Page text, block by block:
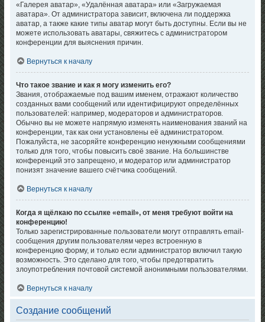
«Галерея аватар», «Удалённая аватара» или «Загружаемая
аватара». От администратора зависит, включена ли поддержка
аватар, а также какие типы аватар могут быть доступны. Если вы не
можете использовать аватары, свяжитесь с администратором
конференции для выяснения причин.
Вернуться к началу
Что такое звание и как я могу изменить его?
Звания, отображаемые под вашим именем, отражают количество
созданных вами сообщений или идентифицируют определённых
пользователей: например, модераторов и администраторов.
Обычно вы не можете напрямую изменять наименования званий на
конференции, так как они установлены её администратором.
Пожалуйста, не засоряйте конференцию ненужными сообщениями
только для того, чтобы повысить своё звание. На большинстве
конференций это запрещено, и модератор или администратор
понизят значение вашего счётчика сообщений.
Вернуться к началу
Когда я щёлкаю по ссылке «email», от меня требуют войти на
конференцию!
Только зарегистрированные пользователи могут отправлять email-
сообщения другим пользователям через встроенную в
конференцию форму, и только если администратор включил такую
возможность. Это сделано для того, чтобы предотвратить
злоупотребления почтовой системой анонимными пользователями.
Вернуться к началу
Создание сообщений